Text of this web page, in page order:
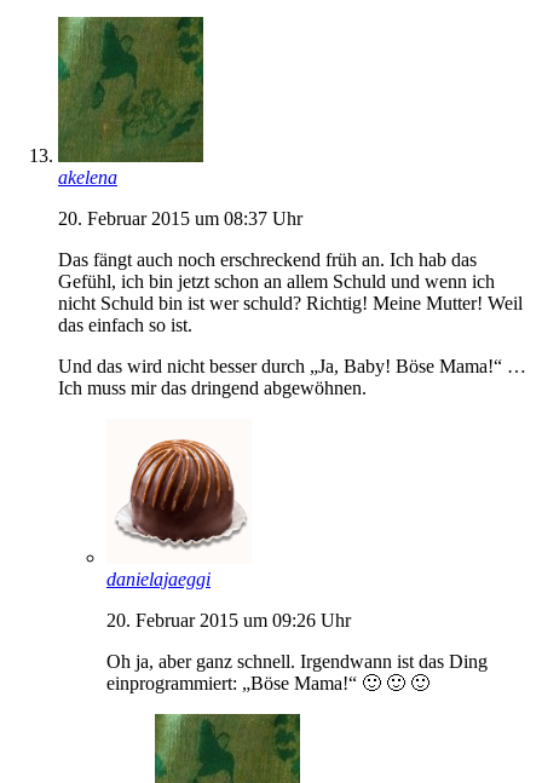
akelena
20. Februar 2015 um 08:37 Uhr
Das fängt auch noch erschreckend früh an. Ich hab das
Gefühl, ich bin jetzt schon an allem Schuld und wenn ich
nicht Schuld bin ist wer schuld? Richtig! Meine Mutter! Weil
das einfach so ist.
Und das wird nicht besser durch „Ja, Baby! Böse Mama!“ …
Ich muss mir das dringend abgewöhnen.
danielajaeggi
20. Februar 2015 um 09:26 Uhr
Oh ja, aber ganz schnell. Irgendwann ist das Ding
einprogrammiert: „Böse Mama!“ 🙂 🙂 🙂